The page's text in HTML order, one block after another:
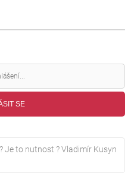
SE
Je to nutnost ? Vladimír Kusyn